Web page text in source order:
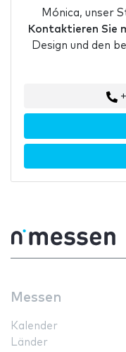
Mónica, unser
Kontaktieren Sie
Design und den
Messen
Kalender
Länder